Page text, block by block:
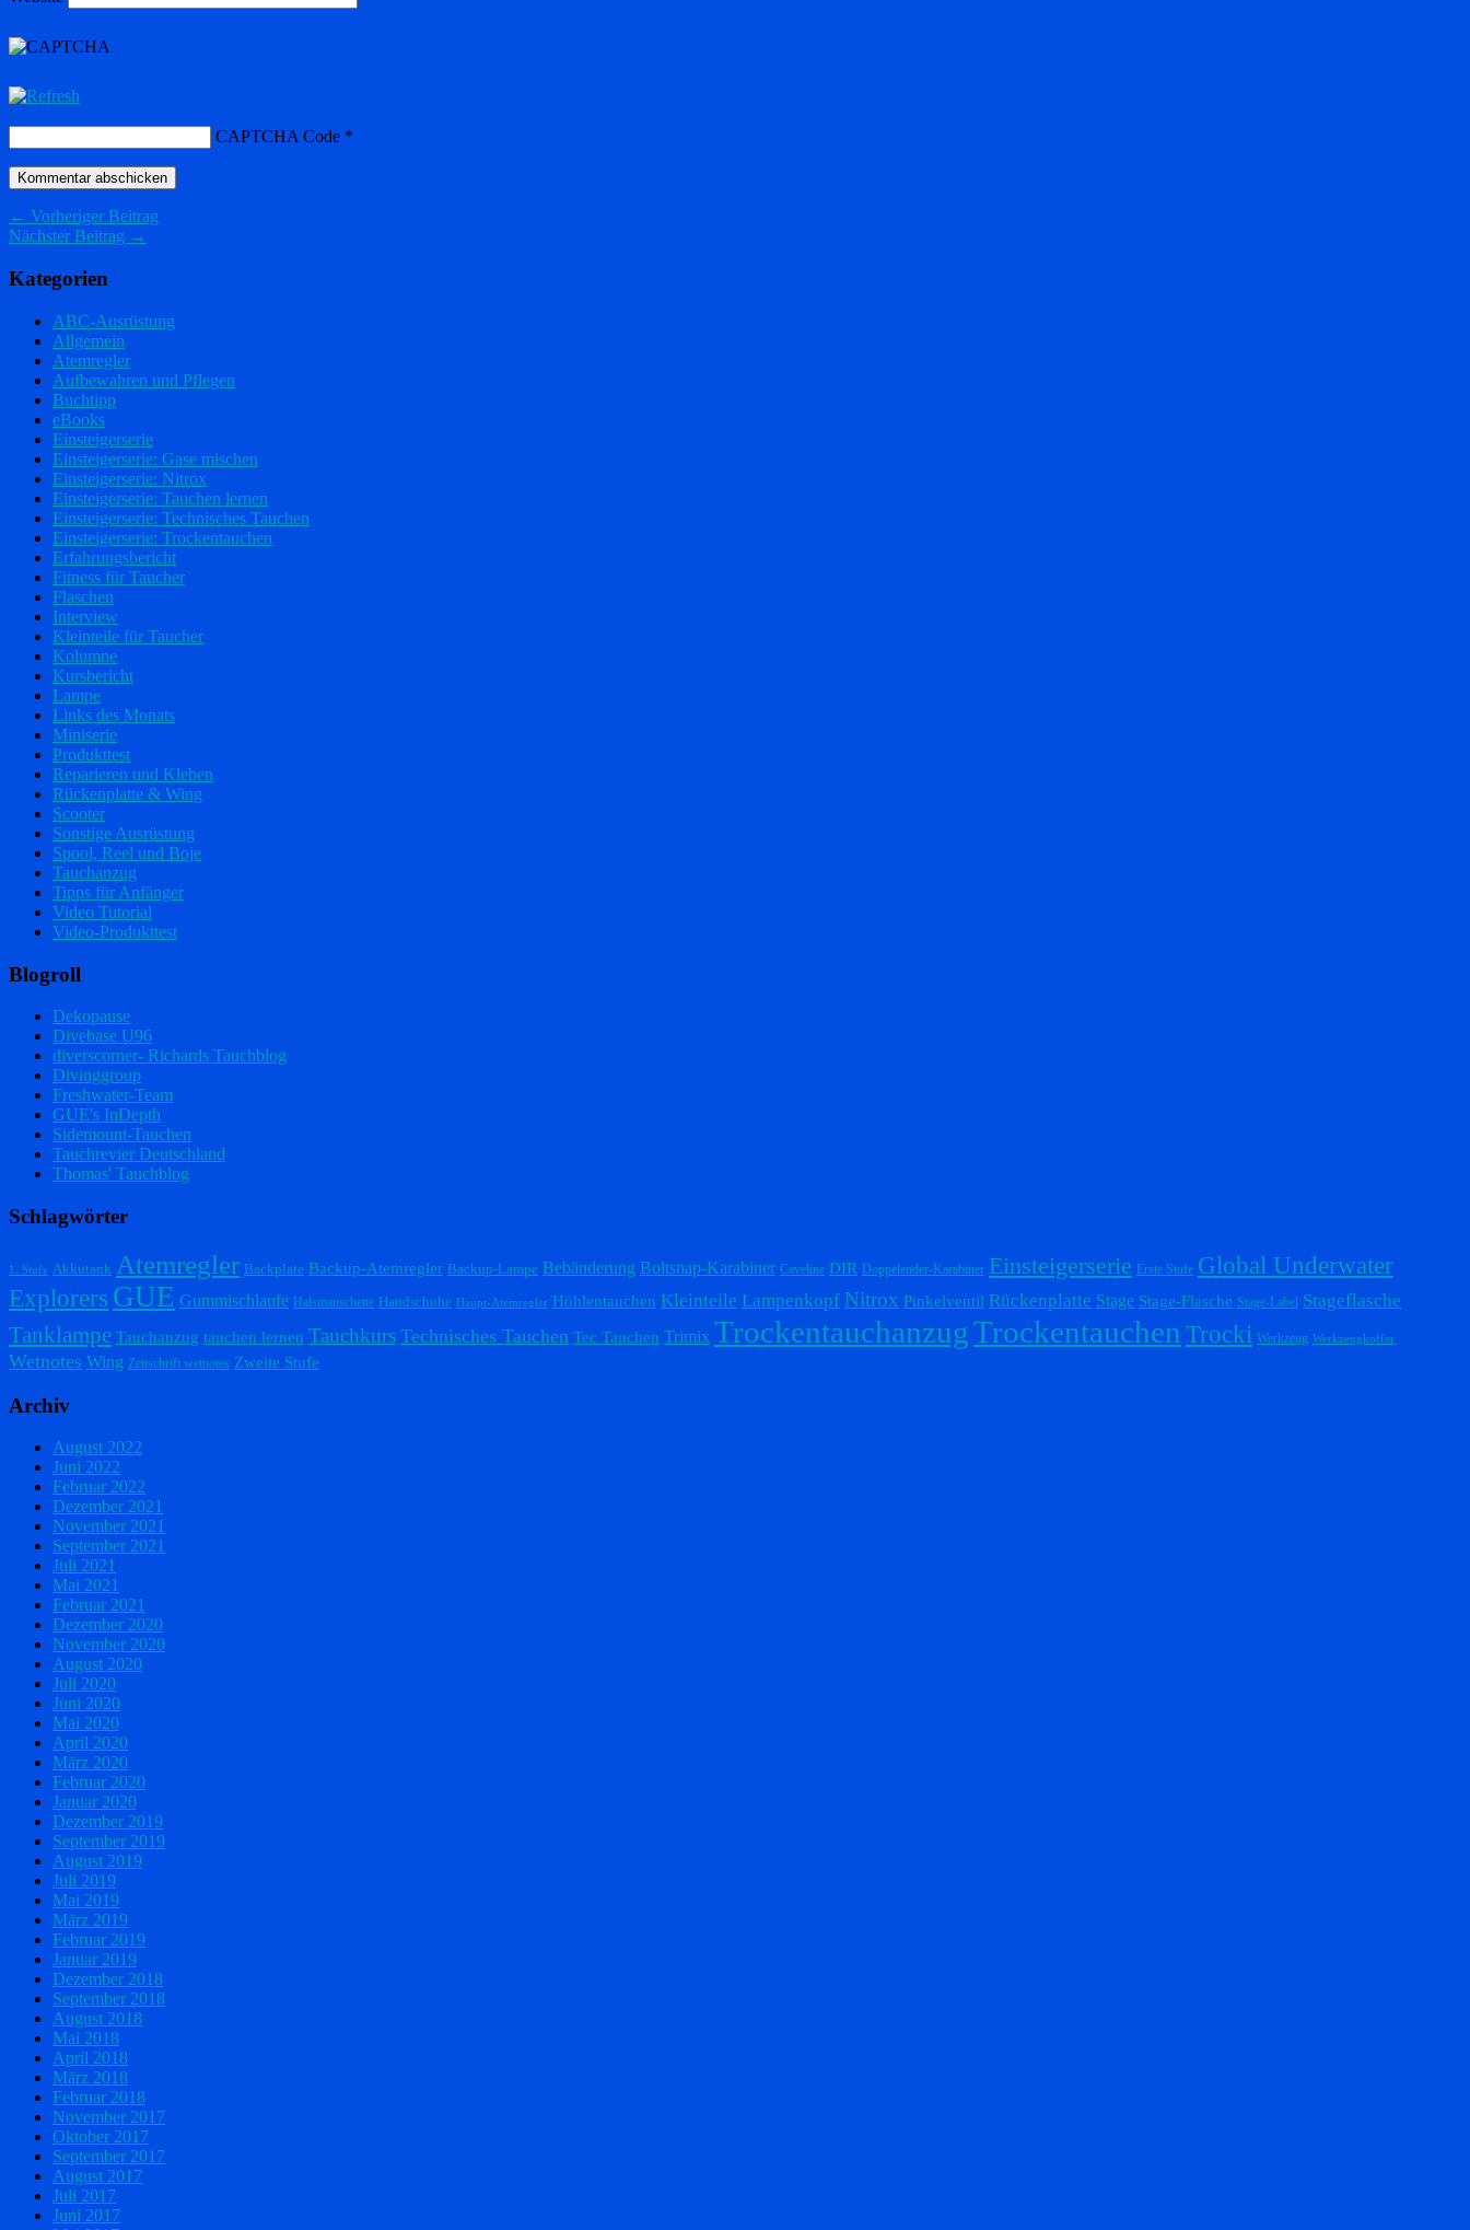
CAPTCHA Code *
← Vorheriger Beitrag
Nächster Beitrag →
Kategorien
ABC-Ausrüstung
Allgemein
Atemregler
Aufbewahren und Pflegen
Buchtipp
eBooks
Einsteigerserie
Einsteigerserie: Gase mischen
Einsteigerserie: Nitrox
Einsteigerserie: Tauchen lernen
Einsteigerserie: Technisches Tauchen
Einsteigerserie: Trockentauchen
Erfahrungsbericht
Fitness für Taucher
Flaschen
Interview
Kleinteile für Taucher
Kolumne
Kursbericht
Lampe
Links des Monats
Miniserie
Produkttest
Reparieren und Kleben
Rückenplatte & Wing
Scooter
Sonstige Ausrüstung
Spool, Reel und Boje
Tauchanzug
Tipps für Anfänger
Video Tutorial
Video-Produkttest
Blogroll
Dekopause
Divebase U96
diverscorner- Richards Tauchblog
Divinggroup
Freshwater-Team
GUE's InDepth
Sidemount-Tauchen
Tauchrevier Deutschland
Thomas' Tauchblog
Schlagwörter
1. Stufe Akkutank Atemregler Backplate Backup-Atemregler Backup-Lampe Bebänderung Boltsnap-Karabiner Caveline DIR Doppelender-Karabiner Einsteigerserie Erste Stufe Global Underwater
Explorers GUE Gummischlaufe Halsmanschette Handschuhe Haupt-Atemregler Höhlentauchen Kleinteile Lampenkopf Nitrox Pinkelventil Rückenplatte Stage Stage-Flasche Stage-Label Stageflasche
Tanklampe Tauchanzug tauchen lernen Tauchkurs Technisches Tauchen Tec Tauchen Trimix TrockentauchanzugTrockentauchen Trocki Werkzeug Werkzeugkoffer
Wetnotes Wing Zeitschrift wetnotes Zweite Stufe
Archiv
August 2022
Juni 2022
Februar 2022
Dezember 2021
November 2021
September 2021
Juli 2021
Mai 2021
Februar 2021
Dezember 2020
November 2020
August 2020
Juli 2020
Juni 2020
Mai 2020
April 2020
März 2020
Februar 2020
Januar 2020
Dezember 2019
September 2019
August 2019
Juli 2019
Mai 2019
März 2019
Februar 2019
Januar 2019
Dezember 2018
September 2018
August 2018
Mai 2018
April 2018
März 2018
Februar 2018
November 2017
Oktober 2017
September 2017
August 2017
Juli 2017
Juni 2017